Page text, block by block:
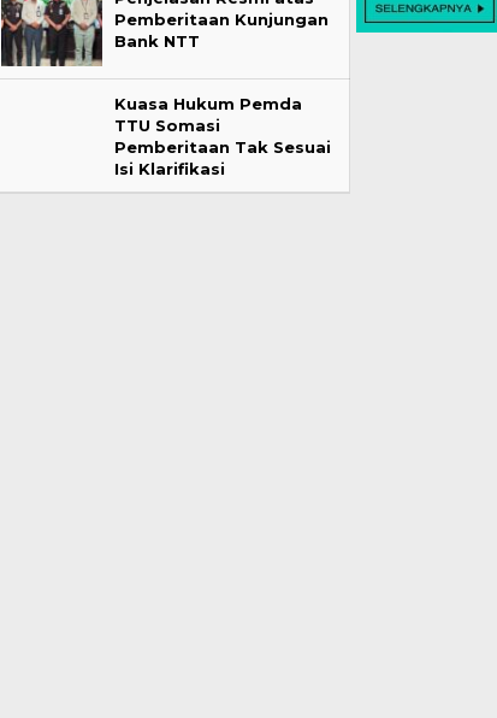
Pemberitaan Kunjungan
Bank NTT
Kuasa Hukum Pemda
TTU Somasi
Pemberitaan Tak Sesuai
Isi Klarifikasi